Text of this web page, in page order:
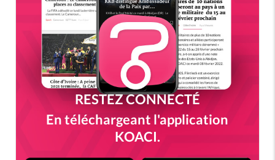
RESTEZ CONNECTÉ
En téléchargeant l'application
KOACI.